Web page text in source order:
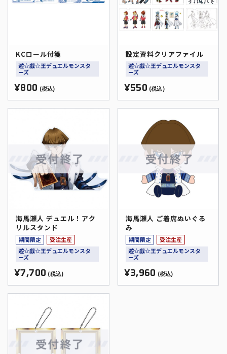
KCロール付箋
遊☆戯☆王デュエルモンスタ
ーズ
¥800 (税込)
設定資料クリアファイル
遊☆戯☆王デュエルモンスタ
ーズ
¥550 (税込)
海馬瀬人 デュエル！アク
リルスタンド
期間限定
受注生産
遊☆戯☆王デュエルモンスタ
ーズ
¥7,700 (税込)
海馬瀬人 ご着席ぬいぐる
み
期間限定
受注生産
遊☆戯☆王デュエルモンスタ
ーズ
¥3,960 (税込)